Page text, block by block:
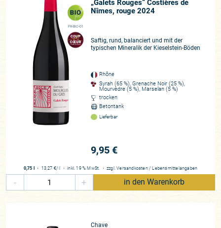
FR-BIO-01
„Galets Rouges“ Costières de
Nîmes, rouge 2024
Saftig, rund, balanciert und mit der
typischen Mineralik der Kieselstein-Böden
Rhône
Syrah (65 %), Grenache Noir (25 %),
Mourvèdre (5 %), Marselan (5 %)
trocken
Betontank
Lieferbar
9,95 €
0,75 l ・ 13,27 €/ l ・inkl. 19 % MwSt. ・ zzgl.Versandkosten / Lebensmittelangaben
- + in den Warenkorb
Chave